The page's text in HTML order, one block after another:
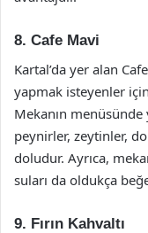
8. Cafe Mavi
Kartal’da yer alan
yapmak isteyenler
Mekanın
peynirler, zeytinler,
doludur. Ayrıca,
suları da oldukça
9. Fırın Kahvaltı